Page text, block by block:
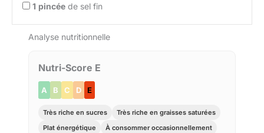
1 pincée de sel fin
Analyse nutritionnelle
Nutri-Score E
A B C D E
Très riche en sucres
Très riche en graisses saturées
Plat énergétique
À consommer occasionnellement